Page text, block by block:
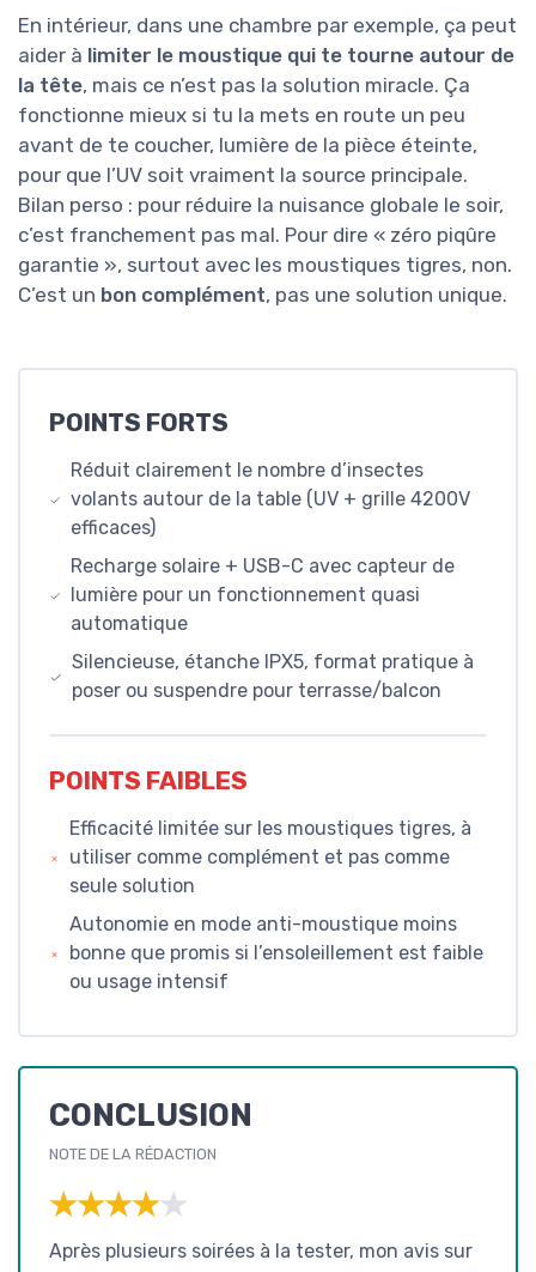
En intérieur, dans une chambre par exemple, ça peut
aider à limiter le moustique qui te tourne autour de
la tête, mais ce n’est pas la solution miracle. Ça
fonctionne mieux si tu la mets en route un peu
avant de te coucher, lumière de la pièce éteinte,
pour que l’UV soit vraiment la source principale.
Bilan perso : pour réduire la nuisance globale le soir,
c’est franchement pas mal. Pour dire « zéro piqûre
garantie », surtout avec les moustiques tigres, non.
C’est un bon complément, pas une solution unique.
POINTS FORTS
Réduit clairement le nombre d’insectes
volants autour de la table (UV + grille 4200V
efficaces)
Recharge solaire + USB-C avec capteur de
lumière pour un fonctionnement quasi
automatique
Silencieuse, étanche IPX5, format pratique à
poser ou suspendre pour terrasse/balcon
POINTS FAIBLES
Efficacité limitée sur les moustiques tigres, à
utiliser comme complément et pas comme
seule solution
Autonomie en mode anti-moustique moins
bonne que promis si l’ensoleillement est faible
ou usage intensif
CONCLUSION
NOTE DE LA RÉDACTION
★★★★★
★★★★★
Après plusieurs soirées à la tester, mon avis sur